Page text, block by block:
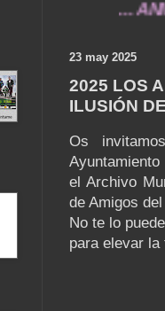
... ANÍMATE
23 may 2025
2025 LOS
ILUSIÓN
Os
el Archivo
de Amigos
No te lo
para elevar